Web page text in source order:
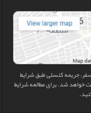
جریمه کنسلی طبق شرایط
دریافت خواهد شد. برای مطالعه شرایط